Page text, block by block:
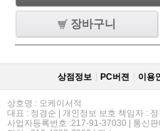
장바구니
상점정보 PC버젼 이용
상호명 : 오케이서적
대표 : 정경순 | 개인정보 보호 책임자 : 정
사업자등록번호 :217-91-37030 | 통신